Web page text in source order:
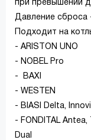
при превышении
Давление сброса
Подходит на
- ARISTON UNO
- NOBEL Pro
- BAXI
- WESTEN
- BIASI Delta,
- FONDITAL
Dual